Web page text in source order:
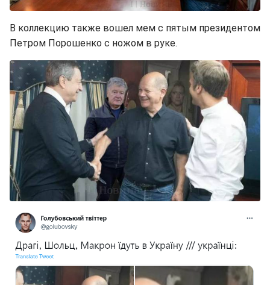
В коллекцию также вошел мем с пятым президентом
Петром Порошенко с ножом в руке.